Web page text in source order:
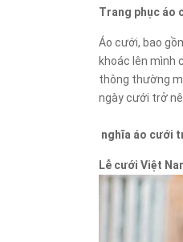
Trang phục áo
Áo cưới, bao
khoác lên mình
thông thường
ngày cưới trở
nghĩa áo cưới
Lễ cưới Việt